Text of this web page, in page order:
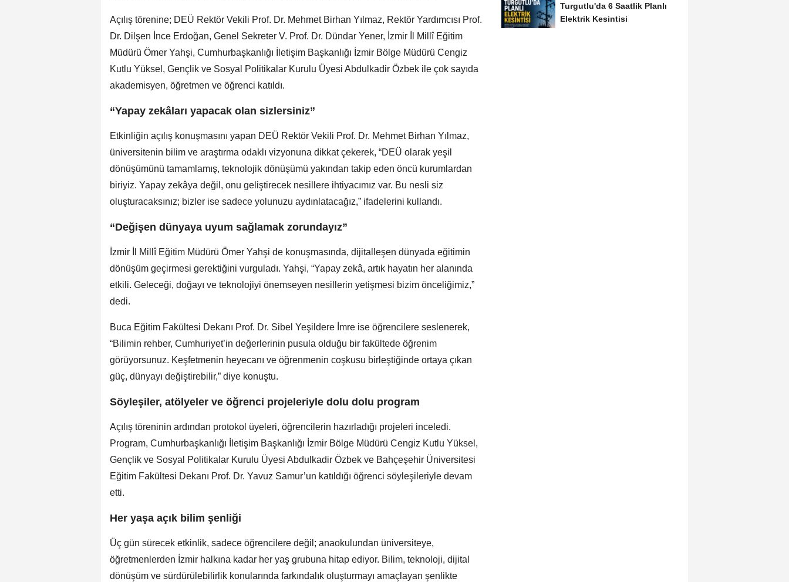
Açılış törenine; DEÜ Rektör Vekili Prof. Dr. Mehmet Birhan Yılmaz, Rektör Yardımcısı Prof.
Dr. Dilşen İnce Erdoğan, Genel Sekreter V. Prof. Dr. Dündar Yener, İzmir İl Millî Eğitim
Müdürü Ömer Yahşi, Cumhurbaşkanlığı İletişim Başkanlığı İzmir Bölge Müdürü Cengiz
Kutlu Yüksel, Gençlik ve Sosyal Politikalar Kurulu Üyesi Abdulkadir Özbek ile çok sayıda
akademisyen, öğretmen ve öğrenci katıldı.
“Yapay zekâları yapacak olan sizlersiniz”
Etkinliğin açılış konuşmasını yapan DEÜ Rektör Vekili Prof. Dr. Mehmet Birhan Yılmaz,
üniversitenin bilim ve araştırma odaklı vizyonuna dikkat çekerek, “DEÜ olarak yeşil
dönüşümünü tamamlamış, teknolojik dönüşümü yakından takip eden öncü kurumlardan
biriyiz. Yapay zekâya değil, onu geliştirecek nesillere ihtiyacımız var. Bu nesli siz
oluşturacaksınız; bizler ise sadece yolunuzu aydınlatacağız,” ifadelerini kullandı.
“Değişen dünyaya uyum sağlamak zorundayız”
İzmir İl Millî Eğitim Müdürü Ömer Yahşi de konuşmasında, dijitalleşen dünyada eğitimin
dönüşüm geçirmesi gerektiğini vurguladı. Yahşi, “Yapay zekâ, artık hayatın her alanında
etkili. Geleceği, doğayı ve teknolojiyi önemseyen nesillerin yetişmesi bizim önceliğimiz,”
dedi.
Buca Eğitim Fakültesi Dekanı Prof. Dr. Sibel Yeşildere İmre ise öğrencilere seslenerek,
“Bilimin rehber, Cumhuriyet’in değerlerinin pusula olduğu bir fakültede öğrenim
görüyorsunuz. Keşfetmenin heyecanı ve öğrenmenin coşkusu birleştiğinde ortaya çıkan
güç, dünyayı değiştirebilir,” diye konuştu.
Söyleşiler, atölyeler ve öğrenci projeleriyle dolu dolu program
Açılış töreninin ardından protokol üyeleri, öğrencilerin hazırladığı projeleri inceledi.
Program, Cumhurbaşkanlığı İletişim Başkanlığı İzmir Bölge Müdürü Cengiz Kutlu Yüksel,
Gençlik ve Sosyal Politikalar Kurulu Üyesi Abdulkadir Özbek ve Bahçeşehir Üniversitesi
Eğitim Fakültesi Dekanı Prof. Dr. Yavuz Samur’un katıldığı öğrenci söyleşileriyle devam
etti.
Her yaşa açık bilim şenliği
Üç gün sürecek etkinlik, sadece öğrencilere değil; anaokulundan üniversiteye,
öğretmenlerden İzmir halkına kadar her yaş grubuna hitap ediyor. Bilim, teknoloji, dijital
dönüşüm ve sürdürülebilirlik konularında farkındalık oluşturmayı amaçlayan şenlikte
Turgutlu'da 6 Saatlik Planlı
Elektrik Kesintisi